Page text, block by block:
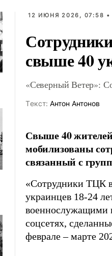
12 ИЮНЯ 2026, 07:58 •
свыше 40
«Северный Ветер»:
Tекст: Антон Антонов
Свыше 40 жителей
мобилизованы
связанный с
«Сотрудники ТЦК
украинцев 18-24
военнослужащими
соцсетях,
феврале – марте